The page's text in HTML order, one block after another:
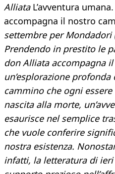
Alliata L’avventura
accompagna il nostro
settembre per Mondadori
Prendendo in prestito le
don Alliata accompagna
un’esplorazione
cammino che ogni
nascita alla morte,
esaurisce nel semplice
che vuole conferire
nostra esistenza.
infatti, la letteratura di